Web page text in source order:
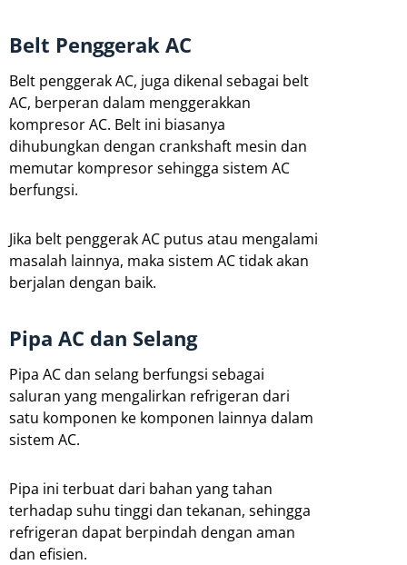
Belt Penggerak AC
Belt penggerak AC, juga dikenal sebagai belt
AC, berperan dalam menggerakkan
kompresor AC. Belt ini biasanya
dihubungkan dengan crankshaft mesin dan
memutar kompresor sehingga sistem AC
berfungsi.
Jika belt penggerak AC putus atau mengalami
masalah lainnya, maka sistem AC tidak akan
berjalan dengan baik.
Pipa AC dan Selang
Pipa AC dan selang berfungsi sebagai
saluran yang mengalirkan refrigeran dari
satu komponen ke komponen lainnya dalam
sistem AC.
Pipa ini terbuat dari bahan yang tahan
terhadap suhu tinggi dan tekanan, sehingga
refrigeran dapat berpindah dengan aman
dan efisien.